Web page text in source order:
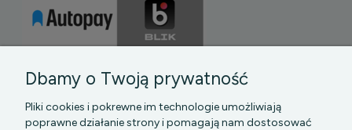
Dbamy o Twoją prywatność
Pliki cookies i pokrewne im technologie umożliwiają
poprawne działanie strony i pomagają nam dostosować